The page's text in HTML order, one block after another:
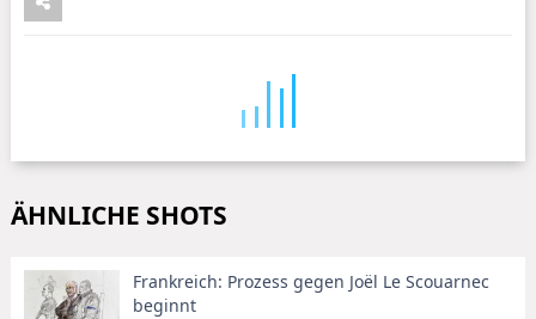
ÄHNLICHE SHOTS
Frankreich: Prozess gegen Joël Le Scouarnec
beginnt